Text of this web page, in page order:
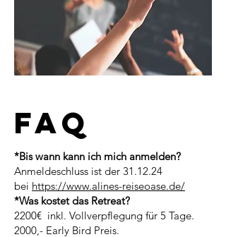
FAQ
*Bis wann kann ich mich anmelden?
Anmeldeschluss ist der 31.12.24
bei https://www.alines-reiseoase.de/
*Was kostet das Retreat?
2200€ inkl. Vollverpflegung für 5 Tage.
2000,- Early Bird Preis.